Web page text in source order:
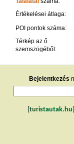
Értékelései átlaga:
POI pontok száma:
Térkép az ő
szemszögéből:
Bejelentkezés
turistautak.hu